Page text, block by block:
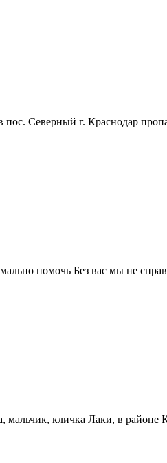
Северный г. Краснодар
помочь Без вас мы не
мальчик, кличка Лаки, в